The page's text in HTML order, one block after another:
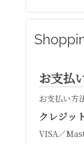
お支払
お支払い方
クレジッ
VISA／